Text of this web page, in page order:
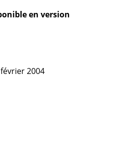
en version
2004